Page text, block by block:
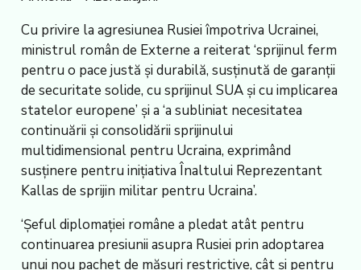
Cu privire la agresiunea Rusiei împotriva Ucrainei,
ministrul român de Externe a reiterat ‘sprijinul ferm
pentru o pace justă și durabilă, susținută de garanții
de securitate solide, cu sprijinul SUA și cu implicarea
statelor europene’ și a ‘a subliniat necesitatea
continuării și consolidării sprijinului
multidimensional pentru Ucraina, exprimând
susținere pentru inițiativa Înaltului Reprezentant
Kallas de sprijin militar pentru Ucraina’.
‘Șeful diplomației române a pledat atât pentru
continuarea presiunii asupra Rusiei prin adoptarea
unui nou pachet de măsuri restrictive, cât și pentru